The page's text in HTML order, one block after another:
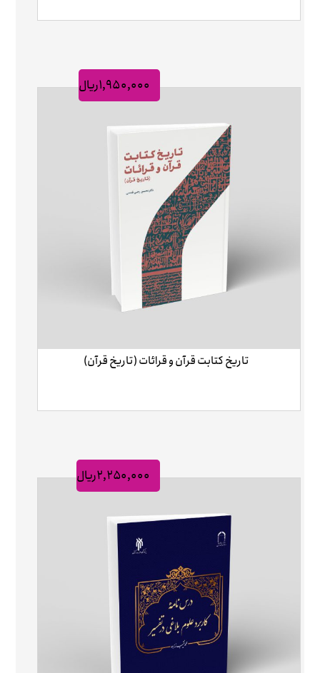
تاریخ کتابت قرآن و قرائات (تاریخ قرآن)
۱,۹۵۰,۰۰۰ریال
۲,۲۵۰,۰۰۰ریال